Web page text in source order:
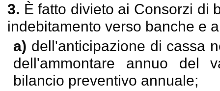
3. È fatto divieto ai Consorzi di
indebitamento verso banche e
a) dell'anticipazione di cassa
dell'ammontare annuo del
bilancio preventivo annuale;